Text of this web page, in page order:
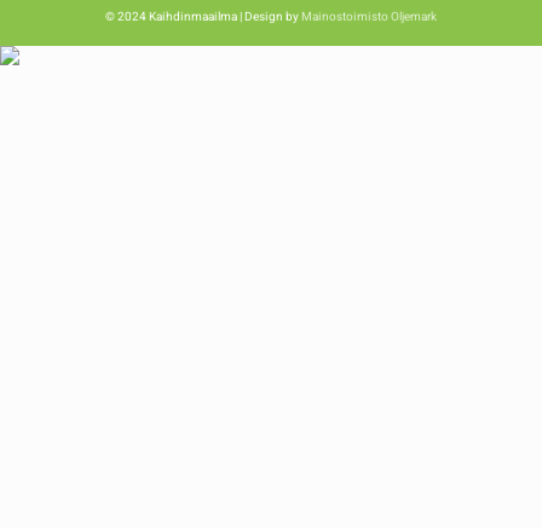
© 2024 Kaihdinmaailma | Design by Mainostoimisto Oljemark